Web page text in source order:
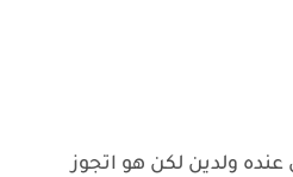
عنده ولدين لكن هو اتجوز